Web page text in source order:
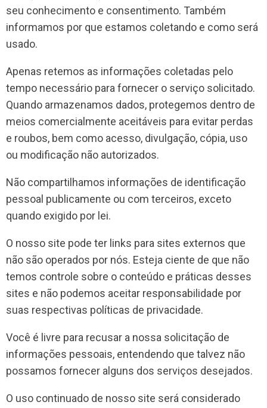
seu conhecimento e consentimento. Também
informamos por que estamos coletando e como será
usado.
Apenas retemos as informações coletadas pelo
tempo necessário para fornecer o serviço solicitado.
Quando armazenamos dados, protegemos dentro de
meios comercialmente aceitáveis ​​para evitar perdas
e roubos, bem como acesso, divulgação, cópia, uso
ou modificação não autorizados.
Não compartilhamos informações de identificação
pessoal publicamente ou com terceiros, exceto
quando exigido por lei.
O nosso site pode ter links para sites externos que
não são operados por nós. Esteja ciente de que não
temos controle sobre o conteúdo e práticas desses
sites e não podemos aceitar responsabilidade por
suas respectivas políticas de privacidade.
Você é livre para recusar a nossa solicitação de
informações pessoais, entendendo que talvez não
possamos fornecer alguns dos serviços desejados.
O uso continuado de nosso site será considerado